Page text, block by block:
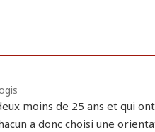
moins de 25 ans et qui
a donc choisi une